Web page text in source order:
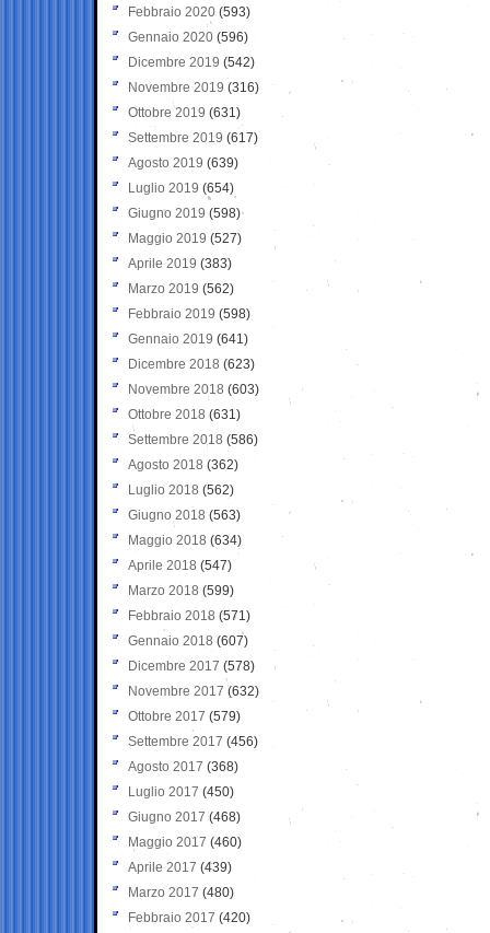
Febbraio 2020 (593)
Gennaio 2020 (596)
Dicembre 2019 (542)
Novembre 2019 (316)
Ottobre 2019 (631)
Settembre 2019 (617)
Agosto 2019 (639)
Luglio 2019 (654)
Giugno 2019 (598)
Maggio 2019 (527)
Aprile 2019 (383)
Marzo 2019 (562)
Febbraio 2019 (598)
Gennaio 2019 (641)
Dicembre 2018 (623)
Novembre 2018 (603)
Ottobre 2018 (631)
Settembre 2018 (586)
Agosto 2018 (362)
Luglio 2018 (562)
Giugno 2018 (563)
Maggio 2018 (634)
Aprile 2018 (547)
Marzo 2018 (599)
Febbraio 2018 (571)
Gennaio 2018 (607)
Dicembre 2017 (578)
Novembre 2017 (632)
Ottobre 2017 (579)
Settembre 2017 (456)
Agosto 2017 (368)
Luglio 2017 (450)
Giugno 2017 (468)
Maggio 2017 (460)
Aprile 2017 (439)
Marzo 2017 (480)
Febbraio 2017 (420)